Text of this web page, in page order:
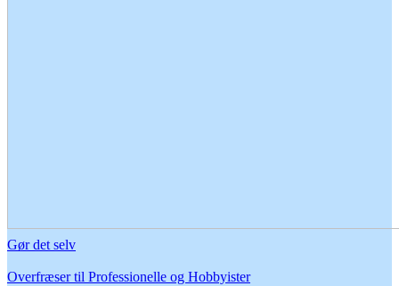
Gør det selv
Overfræser til Professionelle og Hobbyister